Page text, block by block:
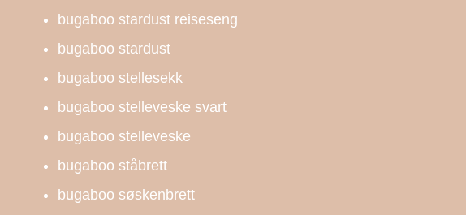
bugaboo stardust reiseseng
bugaboo stardust
bugaboo stellesekk
bugaboo stelleveske svart
bugaboo stelleveske
bugaboo ståbrett
bugaboo søskenbrett